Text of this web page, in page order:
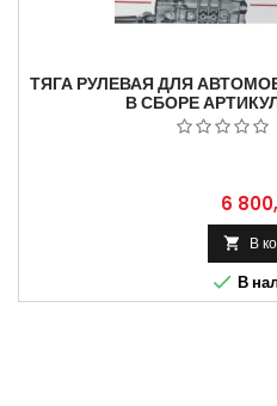
ТЯГА РУЛЕВАЯ ДЛЯ
В СБОРЕ
Цена
6
 В
 В